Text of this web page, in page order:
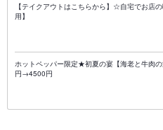
【テイクアウトはこちらから】☆自宅でお店
用】
ホットペッパー限定★初夏の宴【海老と牛肉
円→4500円